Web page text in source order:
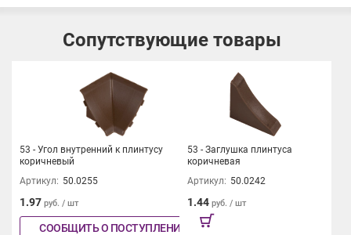
Сопутствующие товары
53 - Угол внутренний к плинтусу
коричневый
Артикул: 50.0255
1.97 руб. / шт
СООБЩИТЬ О ПОСТУПЛЕНИИ
53 - Заглушка плинтуса
коричневая
Артикул: 50.0242
1.44 руб. / шт